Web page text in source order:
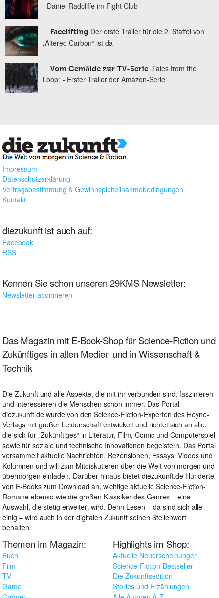
- Daniel Radcliffe im Fight Club
Facelifting Der erste Trailer für die 2. Staffel von
„Altered Carbon“ ist da
Vom Gemälde zur TV-Serie „Tales from the
Loop“ - Erster Trailer der Amazon-Serie
Impressum
Datenschutzerklärung
Vertragsbestimmung & Gewinnspielteilnahmebedingungen
Kontakt
diezukunft ist auch auf:
Facebook
RSS
Kennen Sie schon unseren 29KMS Newsletter:
Newsletter abonnieren
Das Magazin mit E-Book-Shop für Science-Fiction und
Zukünftiges in allen Medien und in Wissenschaft &
Technik
Die Zukunft und alle Aspekte, die mit ihr verbunden sind, faszinieren
und interessieren die Menschen schon immer. Das Portal
diezukunft.de wurde von den Science-Fiction-Experten des Heyne-
Verlags mit großer Leidenschaft entwickelt und richtet sich an alle,
die sich für „Zukünftiges“ in Literatur, Film, Comic und Computerspiel
sowie für soziale und technische Innovationen begeistern. Das Portal
versammelt aktuelle Nachrichten, Rezensionen, Essays, Videos und
Kolumnen und will zum Mitdiskutieren über die Welt von morgen und
übermorgen einladen. Darüber hinaus bietet diezukunft.de Hunderte
von E-Books zum Download an, wichtige aktuelle Science-Fiction-
Romane ebenso wie die großen Klassiker des Genres – eine
Auswahl, die stetig erweitert wird. Denn Lesen – da sind sich alle
einig – wird auch in der digitalen Zukunft seinen Stellenwert
behalten.
Themen im Magazin:
Buch
Film
TV
Game
Highlights im Shop:
Aktuelle Neuerscheinungen
Science-Fiction-Bestseller
Die Zukunftsedition
Stories und Erzählungen